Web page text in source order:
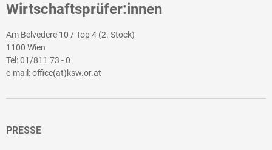
Wirtschaftsprüfer:innen
Am Belvedere 10 / Top 4 (2. Stock)
1100 Wien
Tel:01/811 73 - 0
e-mail:office(at)ksw.or.at
PRESSE